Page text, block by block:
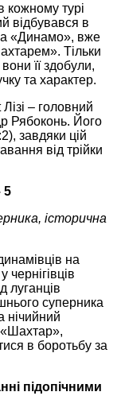
кожному турі
відбувався в
«Динамо», вже
Тільки
її здобули,
та характер.
– головний
Рябоконь. Його
завдяки цій
від трійки
5
історична
на
чернігівців
луганців
суперника
нічийний
«Шахтар»,
в боротьбу за
підопічними